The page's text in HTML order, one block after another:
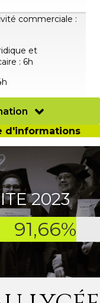
commerciale :
et
: 6h
d'informations
2023
91,66%